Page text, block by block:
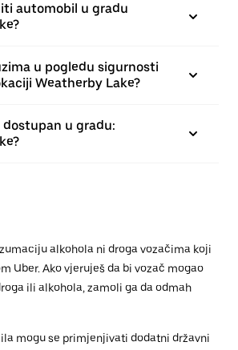
automobil u gradu
u pogledu sigurnosti
Weatherby Lake?
dostupan u gradu:
alkohola ni droga vozačima koji
Uber. Ako vjeruješ da bi vozač mogao
ili alkohola, zamoli ga da odmah
mogu se primjenjivati dodatni državni